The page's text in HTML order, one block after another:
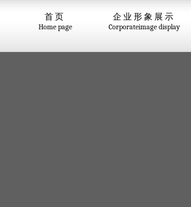
首页
Home page
企业形象展示
Corporateimage display